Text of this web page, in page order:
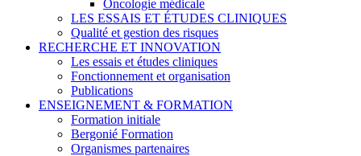
Oncologie médicale
LES ESSAIS ET ÉTUDES CLINIQUES
Qualité et gestion des risques
RECHERCHE ET INNOVATION
Les essais et études cliniques
Fonctionnement et organisation
Publications
ENSEIGNEMENT & FORMATION
Formation initiale
Bergonié Formation
Organismes partenaires